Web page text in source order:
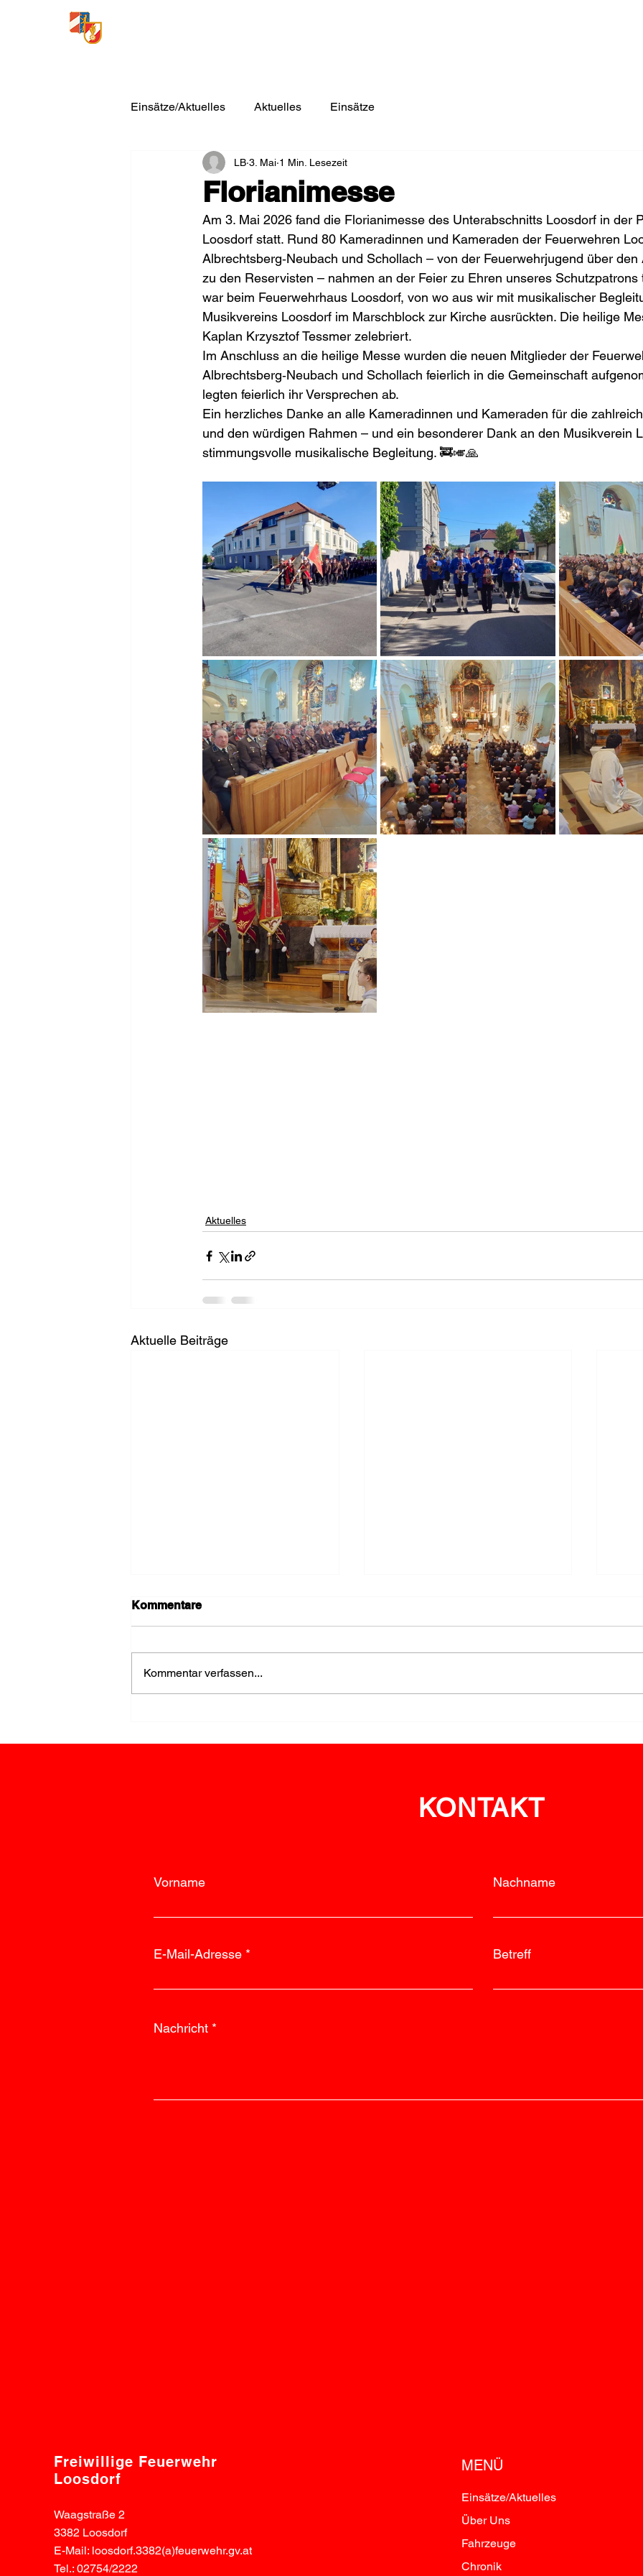
Einsätze/Aktuelles Aktuelles Einsätze
Florianimesse
LB 3. Mai 1 Min. Lesezeit
Am 3. Mai 2026 fand die Florianimesse des Unterabschnitts Loosdorf in der
Loosdorf statt. Rund 80 Kameradinnen und Kameraden der Feuerwehren
Albrechtsberg‑Neubach und Schollach – von der Feuerwehrjugend über den
zu den Reservisten – nahmen an der Feier zu Ehren unseres Schutzpatrons
war beim Feuerwehrhaus Loosdorf, von wo aus wir mit musikalischer
Musikvereins Loosdorf im Marschblock zur Kirche ausrückten. Die heilige
Kaplan Krzysztof Tessmer zelebriert.
Im Anschluss an die heilige Messe wurden die neuen Mitglieder der
Albrechtsberg‑Neubach und Schollach feierlich in die Gemeinschaft
legten feierlich ihr Versprechen ab.
Ein herzliches Danke an alle Kameradinnen und Kameraden für die
und den würdigen Rahmen – und ein besonderer Dank an den Musikverein
stimmungsvolle musikalische Begleitung. 🚒🎺🙏
Aktuelles
Aktuelle Beiträge
Kommentare
Kommentar verfassen...
KONTAKT
Vorname Nachname
E-Mail-Adresse Betreff
Nachricht
Freiwillige Feuerwehr
Loosdorf
Waagstraße 2
3382 Loosdorf
E-Mail: loosdorf.3382(a)feuerwehr.gv.at
Tel.: 02754/2222
MENÜ
Einsätze/Aktuelles
Über Uns
Fahrzeuge
Chronik